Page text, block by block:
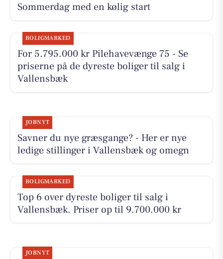
Sommerdag med en kølig start
BOLIGMARKED
For 5.795.000 kr Pilehavevænge 75 - Se
priserne på de dyreste boliger til salg i
Vallensbæk
JOBNYT
Savner du nye græsgange? - Her er nye
ledige stillinger i Vallensbæk og omegn
BOLIGMARKED
Top 6 over dyreste boliger til salg i
Vallensbæk. Priser op til 9.700.000 kr
JOBNYT